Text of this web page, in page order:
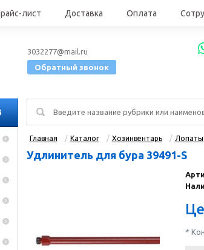
лист Доставка Оплата
3032277@mail.ru
Обратный звонок
Главная / Каталог / Хозинвентарь / Лопаты
Удлинитель для бура 39491-S
*